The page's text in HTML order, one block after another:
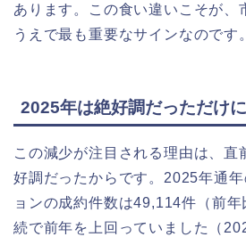
あります。この食い違いこそが、
うえで最も重要なサインなのです。
2025年は絶好調だっただけ
この減少が注目される理由は、直
好調だったからです。2025年通
ョンの成約件数は49,114件（前
続で前年を上回っていました（